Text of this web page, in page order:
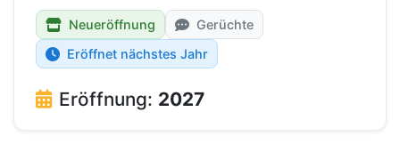
Neueröffnung
Gerüchte
Eröffnet nächstes Jahr
Eröffnung: 2027